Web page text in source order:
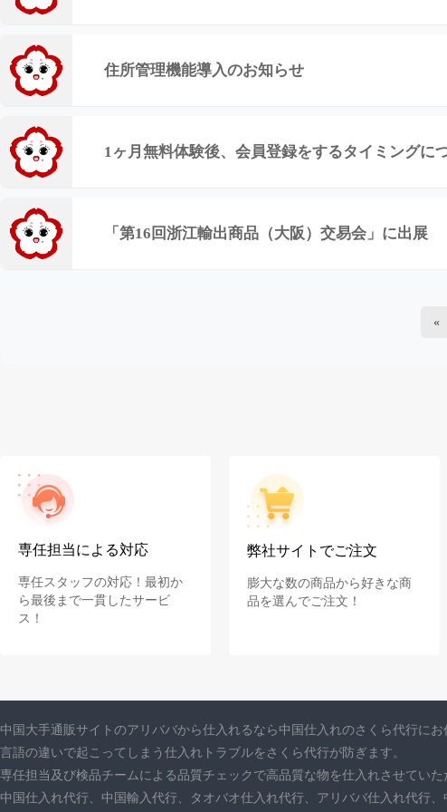
住所管理機能導入のお知らせ
1ヶ月無料体験後、会員登録をするタイミングに
「第16回浙江輸出商品（大阪）交易会」に出展
«
専任担当による対応
専任スタッフの対応！最初か
ら最後まで一貫したサービ
ス！
弊社サイトでご注文
膨大な数の商品から好きな商
品を選んでご注文！
中国大手通販サイトのアリババから仕入れるなら中国仕入れのさくら代行にお
言語の違いで起こってしまう仕入れトラブルをさくら代行が防ぎます。
専任担当及び検品チームによる品質チェックで高品質な物を仕入れさせていた
中国仕入れ代行、中国輸入代行、タオバオ仕入れ代行、アリババ仕入れ代行、